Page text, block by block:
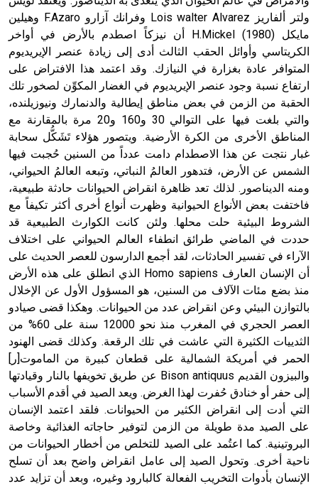
ولتر ألفاريز Lois walter Alvarez وفرانك آزارو F.Azaro وهيلين
مايكل (1980) H.Mickel أن نيزكاً اصطدم بالأرض في أواخر
الكريتاسي وأوائل الحقب الثالث أدى إلى زيادة عنصر الإيريديوم
المتوافر عادة بغزارة في النيازك. وقد اعتمد هذا الافتراض على
ارتفاع نسبة وجود عنصر الإيريديوم في الغضار المكوِّن لصخور تلك
الحقبة من الزمن في بعض مناطق إيطالية والدنمارك ونيوزيلنده،
والتي بلغت فيها على التوالي 30 و160 و20 مرة بالمقارنة مع
المناطق الأخرى من الكرة الأرضية. ويتصور هؤلاء تَشَكُّل سحابة
غبار نتجت عن هذا الاصطدام دامت عدداً من السنين حُجبت فيها
الشمس عن الأرض، فتدهور العالمُ النباتي، وتبعه العالمُ الحيواني،
ومنه الديناصور. لذلك تعد ظاهرة انقراض الحيوانات حادثة طبيعية،
فاختفت بعض الأنواع الحيوانية وظهرت أنواع أخرى أكثر تكيفاً مع
الشروط البيئية حلت محلها. ولئن كانت الكوارث الطبيعية قد
حددت في الماضي طرائق انطفاء العالم الحيواني على اختلاف
الآراء في تفسير الحادثات، لقد أجمع الدارسون للعصر الحديث على
أن الإنسان العارف Homo sapiens الذي انطلق على هذه الأرض
منذ بضع مئات الآلاف من السنين، هو المسؤول الأول عن الإخلال
بالتوازن البيئي وعن انقراض عدد من الحيوانات. وهكذا قضى صيادو
العصر الحجري في المغرب منذ نحو 12000 سنة على 60% من
الثدييات الكثيرة التي عاشت في تلك الرقعة. وكذلك قضى الهنود
الحمر في أمريكة الشمالية على قطعان كبيرة من الماموت[ر]
والبيزون القديم Bison antiquus عن طريق تخويفها بالنار وقيادتها
إلى حفر أو خنادق حُفرت لهذا الغرض. ويعد الصيد في أقدم الأسباب
التي أدت إلى انقراض الكثير من الحيوانات. فلقد اعتمد الإنسان
على الصيد مدة طويلة من الزمن لتوفير حاجاته الغذائية وخاصة
البروتينية. كما اعتُمد على الصيد للتخلص من أخطار الحيوانات من
ناحية أخرى. وتحول الصيد إلى عامل انقراض واضح بعد أن تسلح
الإنسان بأدوات التخريب الفعالة كالبارود وغيره، وبعد أن تزايد عدد